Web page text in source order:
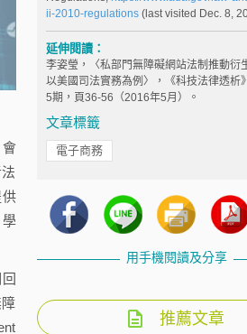
ii-2010-regulations(last visited Dec. 8,
延伸閱讀：
李姿瑩，〈私部門無障礙網站法制推動衍
以美國司法實務為例〉，《科技法律透析
5期，頁36-56（2016年5月）。
文章標籤
電子商務
用手機閱讀及分享
推薦文章